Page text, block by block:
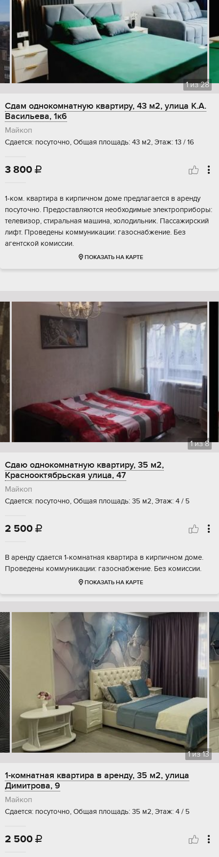
1из28
Сдам однокомнатную квартиру, 43 м2, улица К.А.
Васильева, 1к6
Майкоп
Сдается: посуточно, Общая площадь: 43 м2, Этаж: 13 / 16
3 800 
1-ком. квартира в кирпичном доме предлагается в аренду
посуточно. Предоставляются необходимые электроприборы:
телевизор, стиральная машина, холодильник. Пассажирский
лифт. Проведены коммуникации: газоснабжение. Без
агентской комиссии.
ПОКАЗАТЬ НА КАРТЕ
1из8
Сдаю однокомнатную квартиру, 35 м2,
Краснооктябрьская улица, 47
Майкоп
Сдается: посуточно, Общая площадь: 35 м2, Этаж: 4 / 5
2 500 
В аренду сдается 1-комнатная квартира в кирпичном доме.
Проведены коммуникации: газоснабжение. Без комиссии.
ПОКАЗАТЬ НА КАРТЕ
1из13
1-комнатная квартира в аренду, 35 м2, улица
Димитрова, 9
Майкоп
Сдается: посуточно, Общая площадь: 35 м2, Этаж: 4 / 5
2 500 